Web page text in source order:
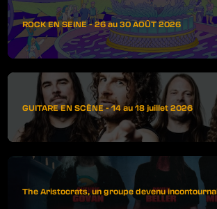
ROCK EN SEINE - 26 au 30 AOÛT 2026
GUITARE EN SCÈNE - 14 au 18 juillet 2026
The Aristocrats, un groupe devenu